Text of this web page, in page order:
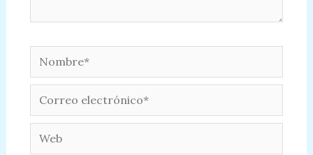
Nombre*
Correo
electrónico*
Web